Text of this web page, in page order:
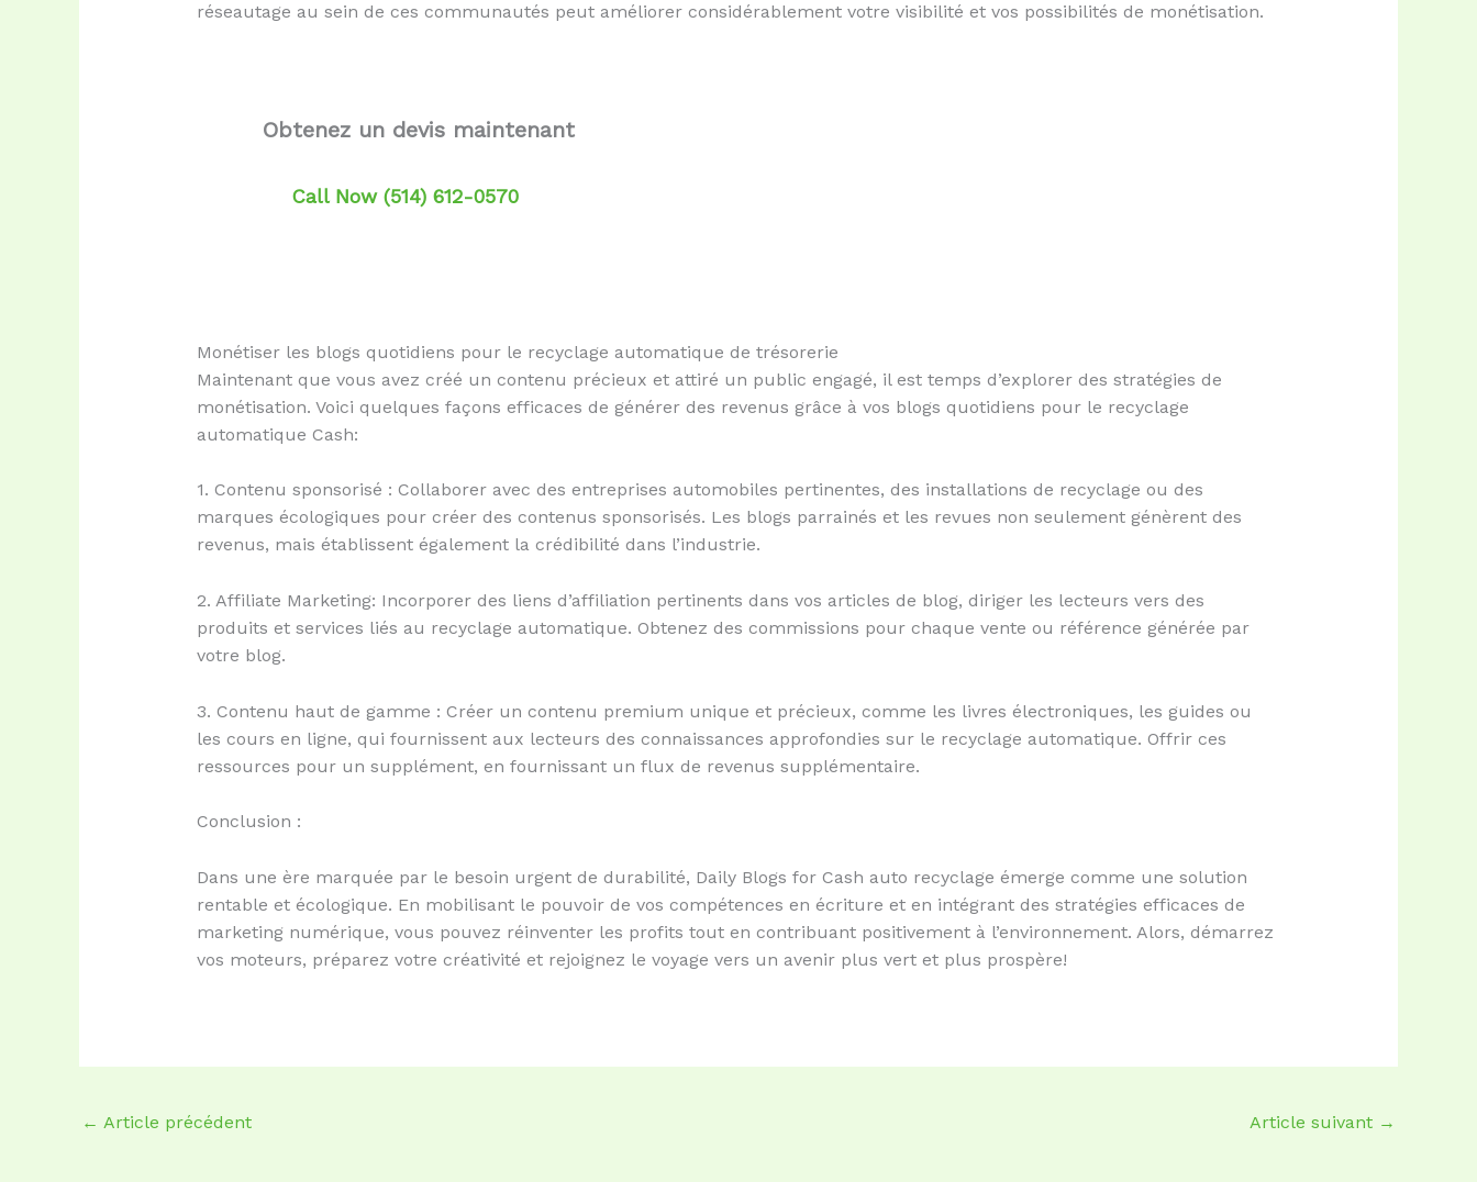
réseautage au sein de ces communautés peut améliorer considérablement votre visibilité et vos possibilités de monétisation.
Obtenez un devis maintenant
Call Now (514) 612-0570
Monétiser les blogs quotidiens pour le recyclage automatique de trésorerie
Maintenant que vous avez créé un contenu précieux et attiré un public engagé, il est temps d’explorer des stratégies de
monétisation. Voici quelques façons efficaces de générer des revenus grâce à vos blogs quotidiens pour le recyclage
automatique Cash:
1. Contenu sponsorisé : Collaborer avec des entreprises automobiles pertinentes, des installations de recyclage ou des
marques écologiques pour créer des contenus sponsorisés. Les blogs parrainés et les revues non seulement génèrent des
revenus, mais établissent également la crédibilité dans l’industrie.
2. Affiliate Marketing: Incorporer des liens d’affiliation pertinents dans vos articles de blog, diriger les lecteurs vers des
produits et services liés au recyclage automatique. Obtenez des commissions pour chaque vente ou référence générée par
votre blog.
3. Contenu haut de gamme : Créer un contenu premium unique et précieux, comme les livres électroniques, les guides ou
les cours en ligne, qui fournissent aux lecteurs des connaissances approfondies sur le recyclage automatique. Offrir ces
ressources pour un supplément, en fournissant un flux de revenus supplémentaire.
Conclusion :
Dans une ère marquée par le besoin urgent de durabilité, Daily Blogs for Cash auto recyclage émerge comme une solution
rentable et écologique. En mobilisant le pouvoir de vos compétences en écriture et en intégrant des stratégies efficaces de
marketing numérique, vous pouvez réinventer les profits tout en contribuant positivement à l’environnement. Alors, démarrez
vos moteurs, préparez votre créativité et rejoignez le voyage vers un avenir plus vert et plus prospère!
← Article précédent Article suivant →